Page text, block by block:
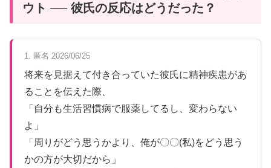
ウト ── 彼氏の反応はどうだった？
1. 匿名 2026/06/25
将来を見据えて付き合っていた彼氏に精神疾患があ
ることを伝えた際、
「自分も生活習慣病で服薬してるし、変わらない
よ」
「周りがどう思うかより、俺が〇〇(私)をどう思う
かの方が大切だから」